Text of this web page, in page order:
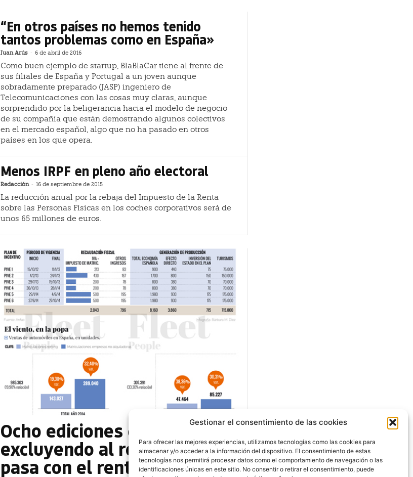
Gestionar el consentimiento de las cookies
Para ofrecer las mejores experiencias, utilizamos tecnologías como las cookies para
almacenar y/o acceder a la información del dispositivo. El consentimiento de estas
tecnologías nos permitirá procesar datos como el comportamiento de navegación o las
identificaciones únicas en este sitio. No consentir o retirar el consentimiento, puede
“En otros países no hemos tenido
tantos problemas como en España»
Juan Arús - 6 de abril de 2016
Como buen ejemplo de startup, BlaBlaCar tiene al frente de
sus filiales de España y Portugal a un joven aunque
sobradamente preparado (JASP) ingeniero de
Telecomunicaciones con las cosas muy claras, aunque
sorprendido por la beligerancia hacia el modelo de negocio
de su compañía que están demostrando algunos colectivos
en el mercado español, algo que no ha pasado en otros
países en los que opera.
Menos IRPF en pleno año electoral
Redacción - 16 de septiembre de 2015
La reducción anual por la rebaja del Impuesto de la Renta
sobre las Personas Físicas en los coches corporativos será de
unos 65 millones de euros.
Ocho ediciones del PIVE
excluyendo al renting ¿Qué
pasa con el renting, PIVE?